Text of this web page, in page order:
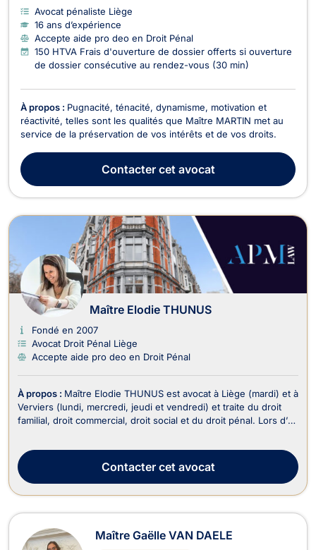
Avocat pénaliste Liège
16 ans d’expérience
Accepte aide pro deo en Droit Pénal
150 HTVA Frais d'ouverture de dossier offerts si ouverture
de dossier consécutive au rendez-vous (30 min)
À propos : Pugnacité, ténacité, dynamisme, motivation et
réactivité, telles sont les qualités que Maître MARTIN met au
service de la préservation de vos intérêts et de vos droits.
Contactercet avocat
Maître Elodie THUNUS
Fondé en 2007
Avocat Droit Pénal Liège
Accepte aide pro deo en Droit Pénal
À propos : Maître Elodie THUNUS est avocat à Liège (mardi) et à
Verviers (lundi, mercredi, jeudi et vendredi) et traite du droit
familial, droit commercial, droit social et du droit pénal. Lors d’un
découlent telles ...
Contactercet avocat
Maître Gaëlle VAN DAELE